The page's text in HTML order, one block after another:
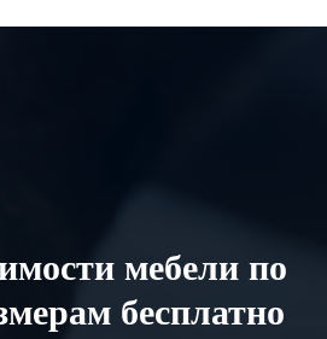
мебели по
бесплатно